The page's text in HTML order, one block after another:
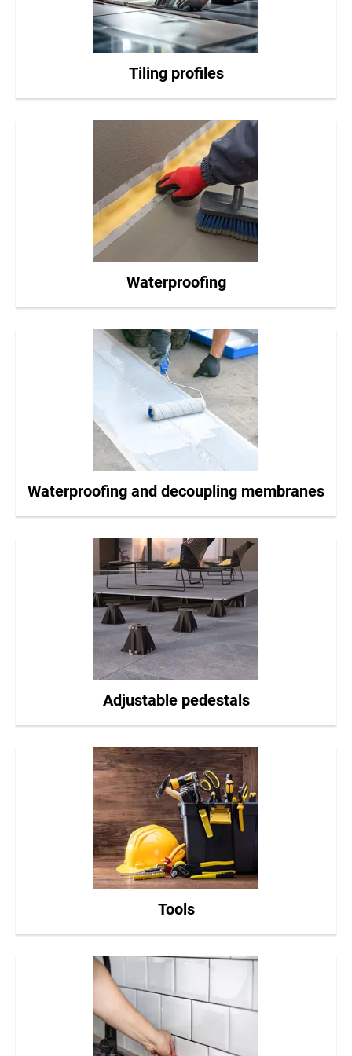
Tiling profiles
Waterproofing
Waterproofing and decoupling membranes
Adjustable pedestals
Tools